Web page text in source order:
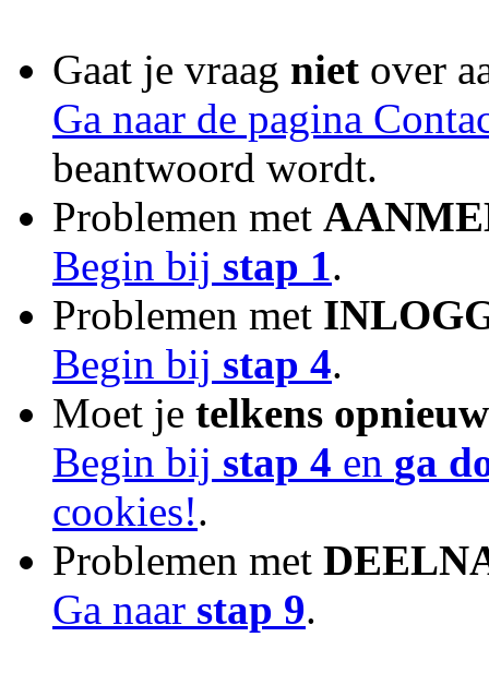
Gaat je vraag niet over
Ga naar de pagina
beantwoord wordt.
Problemen met
Begin bij stap 1.
Problemen met
Begin bij stap 4.
Moet je telkens
Begin bij stap 4 en ga
cookies!.
Problemen met
Ga naar stap 9.